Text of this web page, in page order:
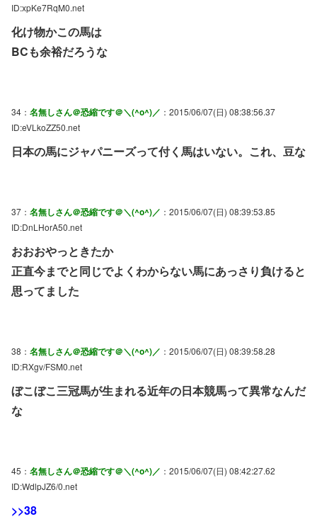
ID:xpKe7RqM0.net
化け物かこの馬は
BCも余裕だろうな
34： 名無しさん＠恐縮です＠＼(^o^)／ ：2015/06/07(日) 08:38:56.37
ID:eVLkoZZ50.net
日本の馬にジャパニーズって付く馬はいない。これ、豆な
37： 名無しさん＠恐縮です＠＼(^o^)／ ：2015/06/07(日) 08:39:53.85
ID:DnLHorA50.net
おおおやっときたか
正直今までと同じでよくわからない馬にあっさり負けると
思ってました
38： 名無しさん＠恐縮です＠＼(^o^)／ ：2015/06/07(日) 08:39:58.28
ID:RXgv/FSM0.net
ぼこぼこ三冠馬が生まれる近年の日本競馬って異常なんだ
な
45： 名無しさん＠恐縮です＠＼(^o^)／ ：2015/06/07(日) 08:42:27.62
ID:WdlpJZ6/0.net
>>38